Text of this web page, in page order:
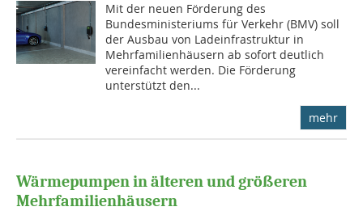
Mit der neuen Förderung des
Bundesministeriums für Verkehr (BMV) soll
der Ausbau von Ladeinfrastruktur in
Mehrfamilienhäusern ab sofort deutlich
vereinfacht werden. Die Förderung
unterstützt den...
mehr
Wärmepumpen in älteren und größeren
Mehrfamilienhäusern